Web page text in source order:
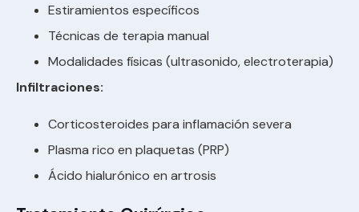
Estiramientos específicos
Técnicas de terapia manual
Modalidades físicas (ultrasonido, electroterapia)
Infiltraciones:
Corticosteroides para inflamación severa
Plasma rico en plaquetas (PRP)
Ácido hialurónico en artrosis